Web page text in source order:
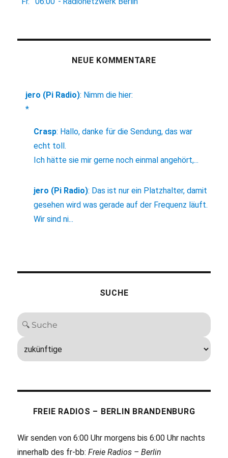
NEUE KOMMENTARE
jero (Pi Radio): Nimm die hier:
*
Crasp: Hallo, danke für die Sendung, das war
echt toll.
Ich hätte sie mir gerne noch einmal angehört,...
jero (Pi Radio): Das ist nur ein Platzhalter, damit
gesehen wird was gerade auf der Frequenz läuft.
Wir sind ni...
SUCHE
FREIE RADIOS – BERLIN BRANDENBURG
Wir senden von 6:00 Uhr morgens bis 6:00 Uhr nachts
innerhalb des fr-bb:Freie Radios – Berlin